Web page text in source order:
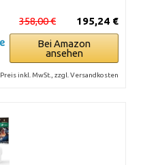
195,24 €
358,00 €
Bei Amazon
ansehen
Preis inkl. MwSt., zzgl. Versandkosten